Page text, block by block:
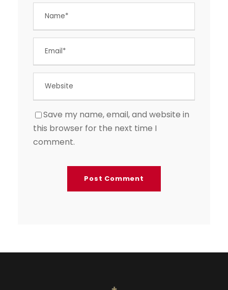
Save my name, email, and website in
this browser for the next time I
comment.